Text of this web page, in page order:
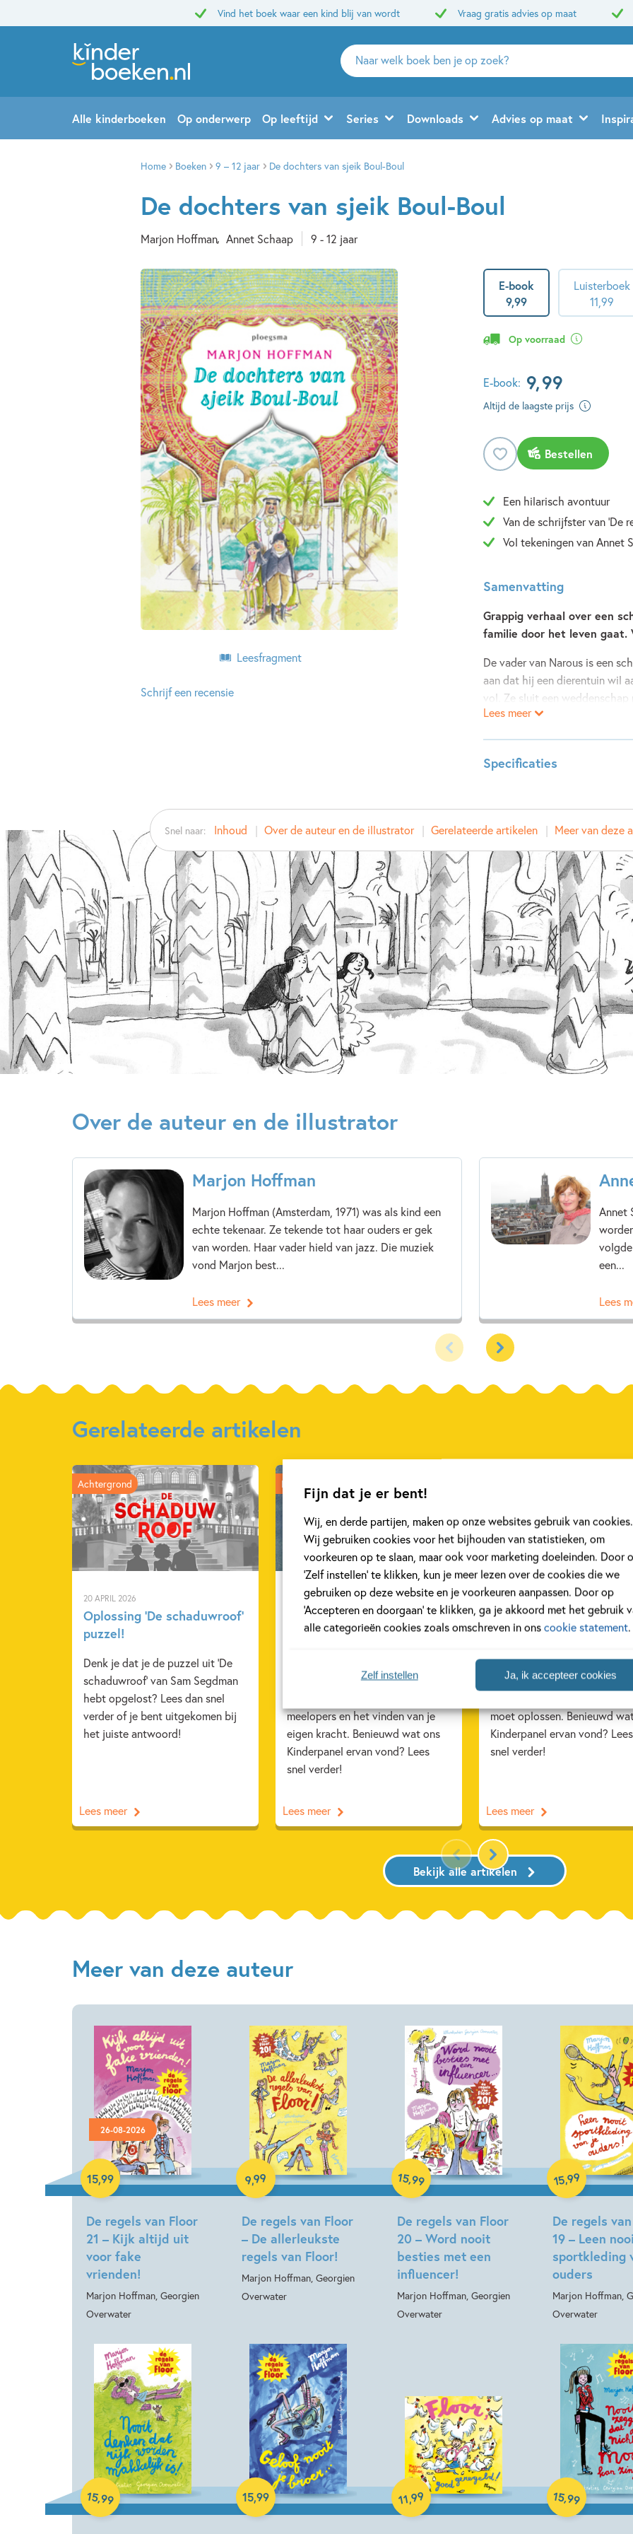
Fijn dat je er bent!
Wij, en derde partijen, maken op onze websites gebruik van cookies.
Wij gebruiken cookies voor het bijhouden van statistieken, om
voorkeuren op te slaan, maar ook voor marketing doeleinden. Door
‘Zelf instellen’ te klikken, kun je meer lezen over de cookies die we
gebruiken op deze website en je voorkeuren aanpassen. Door op
‘Accepteren en doorgaan’ te klikken, ga je akkoord met het gebruik
alle categorieën cookies zoals omschreven in onscookie statement.
Ja, ik accepteer cookies
Zelf instellen
Vind het boek waar een kind blij van wordt Vraag gratis advies op maat
Zoeken
naar
en
uitgevers
Alle kinderboeken Op onderwerp Op leeftijd Series Downloads Advies op maat
Home Boeken 9 – 12 jaar De dochters van sjeik Boul-Boul
De dochters van sjeik Boul-Boul
Marjon Hoffman Annet Schaap 9 - 12 jaar
Leesfragment
Schrijf een recensie
E-book
9,99
Luisterboek
11 99
Op voorraad
E-book: 9,99
Altijd de laagste prijs
Bestellen
Een hilarisch avontuur
Van de schrijfster van 'De
Vol tekeningen van Annet
Samenvatting
Grappig verhaal over een
familie door het leven gaat.
De vader van Narous is een
aan dat hij een dierentuin wil
vol. Ze sluit een
mens kan leven, mag hij zijn
het gewone leven geweldig,
Lees meer
Specificaties
ISBN:
NUR:
282
Type:
E-book
Auteur(s):
Illustrator:
Annet
Prijs:
9
99
Aantal pagina's:
120
Uitgever:
Verschijningsdatum: 09-02-
Kenmerken van e-book
12+ jaar 9 – 12 jaar
Ontwikkeling kind
Spelen
Snel naar: Inhoud Over de auteur en de illustrator Gerelateerde artikelen Meer van deze
Over de auteur en de illustrator
Marjon Hoffman
Marjon Hoffman (Amsterdam, 1971) was als kind een
echte tekenaar. Ze tekende tot haar ouders er gek
van worden. Haar vader hield van jazz. Die muziek
vond Marjon best...
Lees meer
Annet
een...
Lees
Gerelateerde artikelen
20 APRIL 2026
Oplossing ‘De schaduwroof’
puzzel!
Denk je dat je de puzzel uit 'De
schaduwroof' van Sam Segdman
hebt opgelost? Lees dan snel
verder of je bent uitgekomen bij
het juiste antwoord!
Achtergrond
Lees meer
27 FEBRUARI 2026
Ons Kinderpanel leest: ‘Het
regent ganzen’
Annemarie Jongbloed is een
meelopers en het vinden van je
eigen kracht. Benieuwd wat ons
Kinderpanel ervan vond? Lees
snel verder!
Kinderpanel
Lees meer
19 FEBRUARI 2026
Ons Kinderpanel leest:
‘Moord aan boord’
Moord aan boord is een
avontuur van Arlo Banks,
moet oplossen. Benieuwd
Kinderpanel ervan vond? Lees
snel verder!
Lees meer
Bekijk alle artikelen
Meer van deze auteur
26-08-2026
De regels van Floor
21 – Kijk altijd uit
voor fake
vrienden!
Marjon Hoffman, Georgien
Overwater
15,99
Hardcover
De regels van Floor
– De allerleukste
regels van Floor!
Marjon Hoffman, Georgien
Overwater
9,99
Paperback
De regels van Floor
20 – Word nooit
besties met een
influencer!
Marjon Hoffman, Georgien
Overwater
15,99
Hardcover
De regels
19 – Leen
sportkleding
ouders
Marjon Hoffman,
Overwater
15,99
Hardcover
15,99
Hardcover
15,99
Hardcover
11,99
Luisterboek
15,99
Hardcover